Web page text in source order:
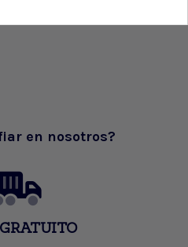
en nosotros?